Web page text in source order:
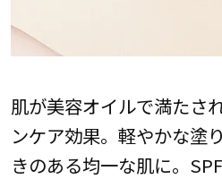
肌が美容オイルで満たさ
ンケア効果。軽やかな塗
きのある均一な肌に。